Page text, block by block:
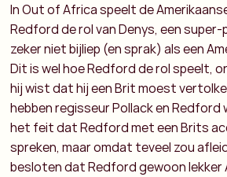
In Out of Africa speelt de
Redford de rol van Denys, een
zeker niet bijliep (en sprak) als een
Dit is wel hoe Redford de rol speelt,
hij wist dat hij een Brit moest
hebben regisseur Pollack en Redford
het feit dat Redford met een Brits
spreken, maar omdat teveel zou
besloten dat Redford gewoon lekker